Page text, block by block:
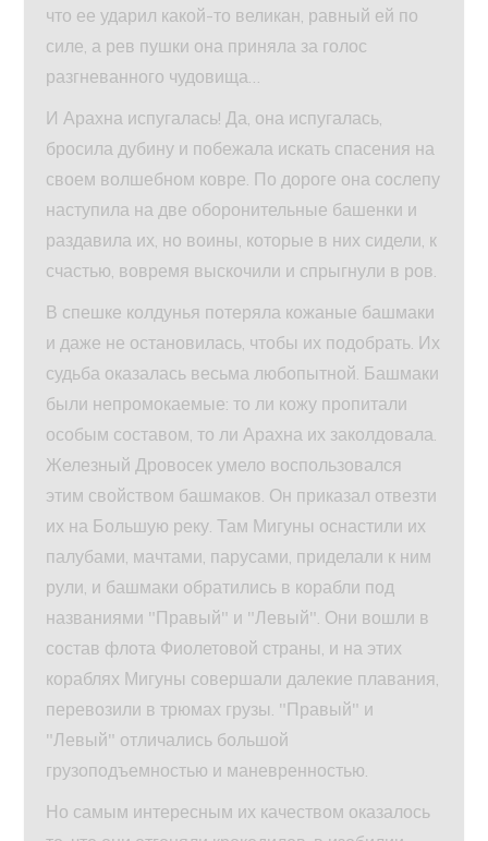
что ее ударил какой-то великан, равный ей по
силе, а рев пушки она приняла за голос
разгневанного чудовища…
И Арахна испугалась! Да, она испугалась,
бросила дубину и побежала искать спасения на
своем волшебном ковре. По дороге она сослепу
наступила на две оборонительные башенки и
раздавила их, но воины, которые в них сидели, к
счастью, вовремя выскочили и спрыгнули в ров.
В спешке колдунья потеряла кожаные башмаки
и даже не остановилась, чтобы их подобрать. Их
судьба оказалась весьма любопытной. Башмаки
были непромокаемые: то ли кожу пропитали
особым составом, то ли Арахна их заколдовала.
Железный Дровосек умело воспользовался
этим свойством башмаков. Он приказал отвезти
их на Большую реку. Там Мигуны оснастили их
палубами, мачтами, парусами, приделали к ним
рули, и башмаки обратились в корабли под
названиями "Правый" и "Левый". Они вошли в
состав флота Фиолетовой страны, и на этих
кораблях Мигуны совершали далекие плавания,
перевозили в трюмах грузы. "Правый" и
"Левый" отличались большой
грузоподъемностью и маневренностью.
Но самым интересным их качеством оказалось